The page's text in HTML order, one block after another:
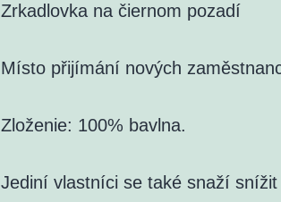
Zrkadlovka na čiernom pozadí
Místo přijímání nových
Zloženie: 100% bavlna.
Jediní vlastníci se také snaží